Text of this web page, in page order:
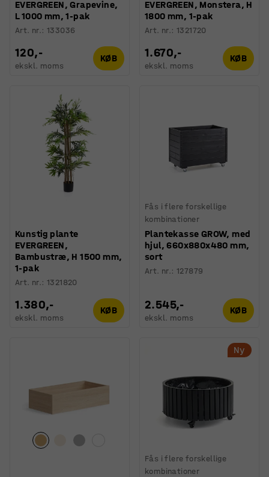
EVERGREEN, Grapevine,
L 1000 mm, 1-pak
Art. nr.:133036
120,-
ekskl. moms
KØB
EVERGREEN, Monstera, H
1800 mm, 1-pak
Art. nr.:1321720
1.670,-
ekskl. moms
KØB
Kunstig plante
EVERGREEN,
Bambustræ, H 1500 mm,
1-pak
Art. nr.:1321820
1.380,-
ekskl. moms
KØB
Fås i flere forskellige
kombinationer
Plantekasse GROW, med
hjul, 660x880x480 mm,
sort
Art. nr.:127879
2.545,-
ekskl. moms
KØB
Ny
Fås i flere forskellige
kombinationer